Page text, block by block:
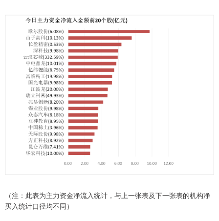
（注：此表为主力资金净流入统计，与上一张表及下一张表的机构净
买入统计口径均不同）